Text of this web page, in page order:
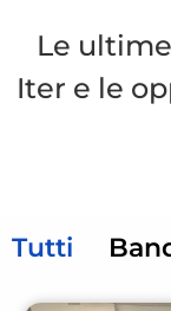
Le
Iter e le
Tutti